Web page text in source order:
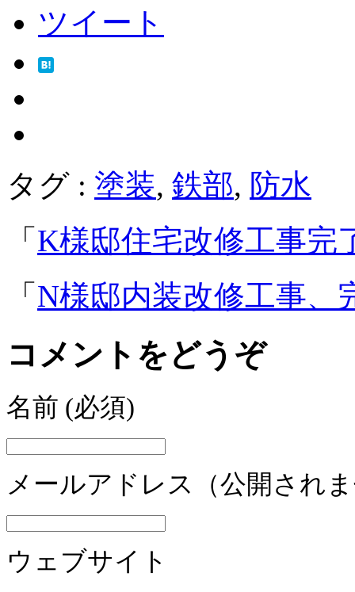
ツイート
タグ : 塗装, 鉄部, 防水
「 K様邸住宅改修工事完
「 N様邸内装改修工事、
コメントをどうぞ
名前 (必須)
メールアドレス（公開され
ウェブサイト